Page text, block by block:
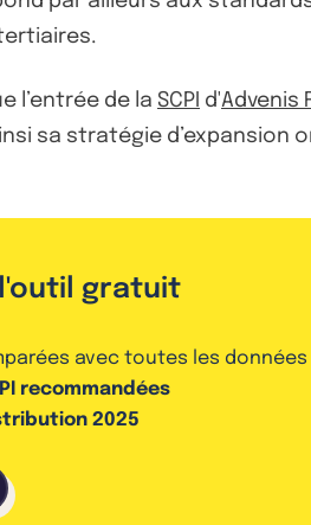
l’entrée de la SCPI d'Advenis
sa stratégie
gratuit
avec toutes les données
recommandées
2025